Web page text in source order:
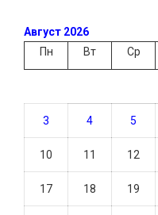
Август 2026
Пн
Вт Ср
3 4 5
10 11 12
17 18 19